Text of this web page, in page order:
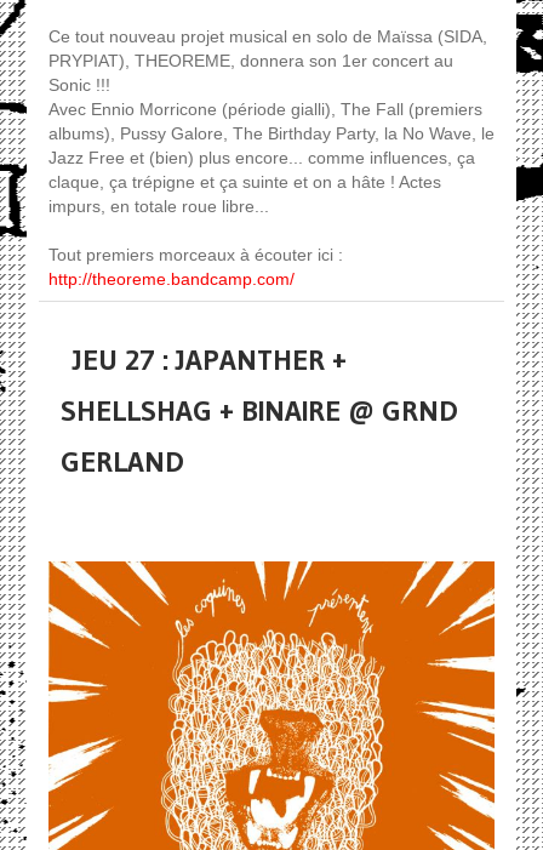
Ce tout nouveau projet musical en solo de Maïssa (SIDA,
PRYPIAT), THEOREME, donnera son 1er concert au
Sonic !!!
Avec Ennio Morricone (période gialli), The Fall (premiers
albums), Pussy Galore, The Birthday Party, la No Wave, le
Jazz Free et (bien) plus encore... comme influences, ça
claque, ça trépigne et ça suinte et on a hâte ! Actes
impurs, en totale roue libre...
Tout premiers morceaux à écouter ici :
http://theoreme.bandcamp.com/
JEU 27 : JAPANTHER +
SHELLSHAG + BINAIRE @ GRND
GERLAND